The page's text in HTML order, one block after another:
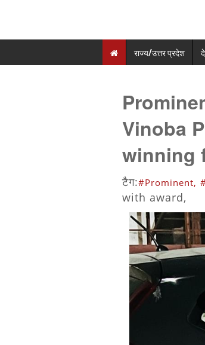
राज्य/उत्तर प्रदेश
Vinoba
winning
टैग:#Prominent,
with award,